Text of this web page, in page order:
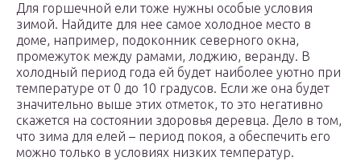
Для горшечной ели тоже нужны особые условия
зимой. Найдите для нее самое холодное место в
доме, например, подоконник северного окна,
промежуток между рамами, лоджию, веранду. В
холодный период года ей будет наиболее уютно при
температуре от 0 до 10 градусов. Если же она будет
значительно выше этих отметок, то это негативно
скажется на состоянии здоровья деревца. Дело в том,
что зима для елей – период покоя, а обеспечить его
можно только в условиях низких температур.